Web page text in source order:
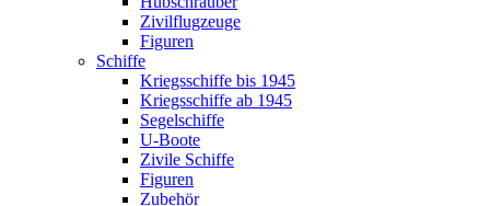
Zivilflugzeuge
Figuren
Schiffe
Kriegsschiffe bis 1945
Kriegsschiffe ab 1945
Segelschiffe
U-Boote
Zivile Schiffe
Figuren
Zubehör